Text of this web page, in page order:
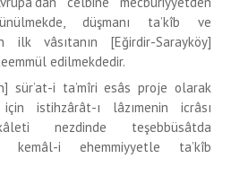
düşmanı ta’kîb ve
ilk vâsıtanın [Eğirdir-Sarayköy]
edilmekdedir.
sür’at-i ta’mîri esâs proje olarak
istihzârât-ı lâzımenin icrâsı
nezdinde teşebbüsâtda
kemâl-i ehemmiyyetle ta’kîb